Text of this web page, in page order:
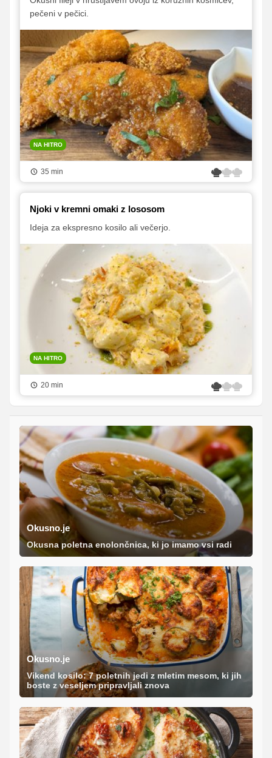
pečeni v pečici.
NA HITRO
35 min
Njoki v kremni omaki z lososom
Ideja za ekspresno kosilo ali večerjo.
NA HITRO
20 min
Okusno.je
Okusna poletna enolončnica, ki jo imamo vsi radi
Okusno.je
Vikend kosilo: 7 poletnih jedi z mletim mesom, ki jih
boste z veseljem pripravljali znova